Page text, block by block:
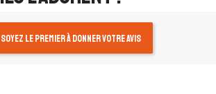
Soyez le premier à donner votre avis